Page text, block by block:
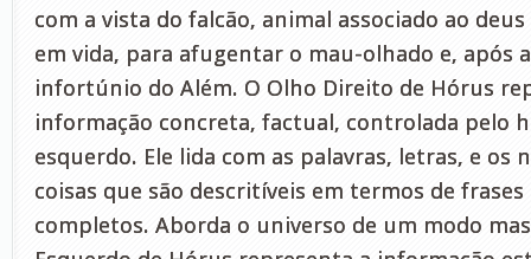
com a vista do falcão, animal associado ao
em vida, para afugentar o mau-olhado e, após
infortúnio do Além. O Olho Direito de Hórus
informação concreta, factual, controlada pelo
esquerdo. Ele lida com as palavras, letras, e os
coisas que são descritíveis em termos de
completos. Aborda o universo de um modo